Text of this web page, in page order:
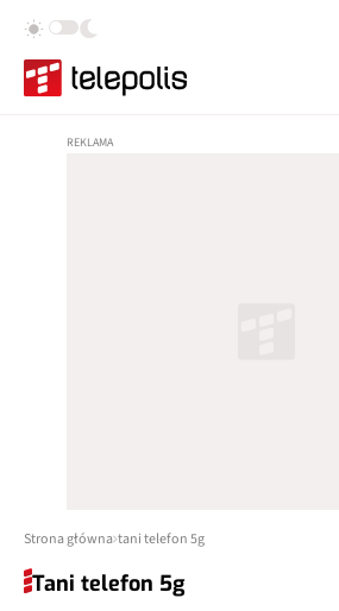
Strona główna tani telefon 5g
Tani telefon 5g